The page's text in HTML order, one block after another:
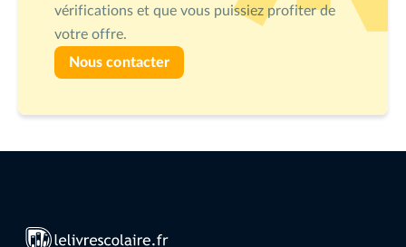
vérifications et que vous puissiez profiter de
votre offre.
Nous contacter